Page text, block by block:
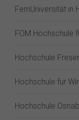
FernUniversität in
FOM Hochschule
Hochschule
Hochschule für
Hochschule